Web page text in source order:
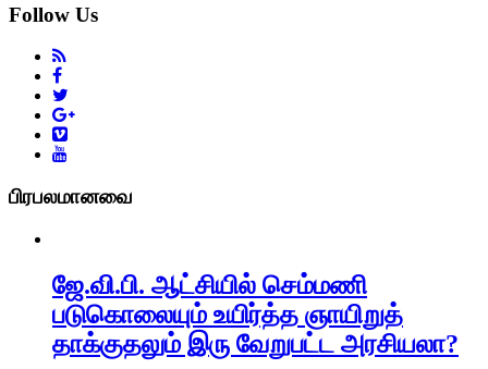
Follow Us
பிரபலமானவை
ஜே.வி.பி. ஆட்சியில் செம்மணி
படுகொலையும் உயிர்த்த ஞாயிறுத்
தாக்குதலும் இரு வேறுபட்ட அரசியலா?